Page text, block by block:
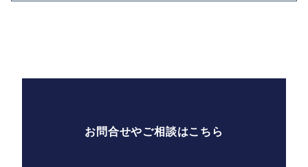
お問合せやご相談はこちら